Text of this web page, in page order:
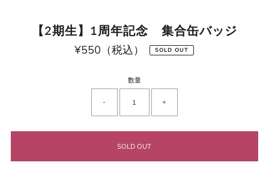
【2期生】1周年記念 集合缶バッジ
通
¥550（税込） SOLD OUT
数量
- +